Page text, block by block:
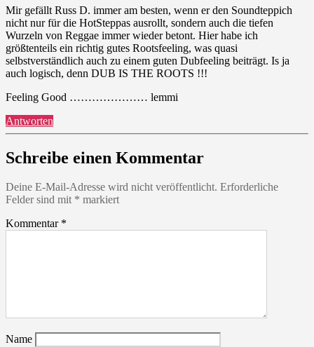
Mir gefällt Russ D. immer am besten, wenn er den Soundteppich
nicht nur für die HotSteppas ausrollt, sondern auch die tiefen
Wurzeln von Reggae immer wieder betont. Hier habe ich
größtenteils ein richtig gutes Rootsfeeling, was quasi
selbstverständlich auch zu einem guten Dubfeeling beiträgt. Is ja
auch logisch, denn DUB IS THE ROOTS !!!
Feeling Good ………………… lemmi
Antworten
Schreibe einen Kommentar
Deine E-Mail-Adresse wird nicht veröffentlicht. Erforderliche
Felder sind mit * markiert
Kommentar *
Name